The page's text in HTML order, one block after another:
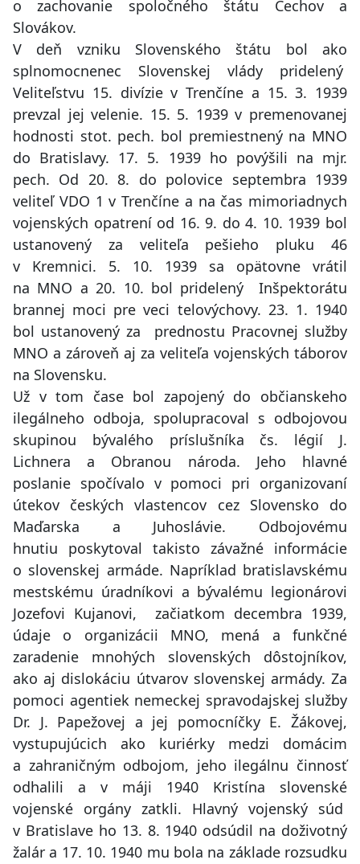
o zachovanie spoločného štátu Čechov a
Slovákov.
V deň vzniku Slovenského štátu bol ako
splnomocnenec Slovenskej vlády pridelený
Veliteľstvu 15. divízie v Trenčíne a 15. 3. 1939
prevzal jej velenie. 15. 5. 1939 v premenovanej
hodnosti stot. pech. bol premiestnený na MNO
do Bratislavy. 17. 5. 1939 ho povýšili na mjr.
pech. Od 20. 8. do polovice septembra 1939
veliteľ VDO 1 v Trenčíne a na čas mimoriadnych
vojenských opatrení od 16. 9. do 4. 10. 1939 bol
ustanovený za veliteľa pešieho pluku 46
v Kremnici. 5. 10. 1939 sa opätovne vrátil
na MNO a 20. 10. bol pridelený Inšpektorátu
brannej moci pre veci telovýchovy. 23. 1. 1940
bol ustanovený za prednostu Pracovnej služby
MNO a zároveň aj za veliteľa vojenských táborov
na Slovensku.
Už v tom čase bol zapojený do občianskeho
ilegálneho odboja, spolupracoval s odbojovou
skupinou bývalého príslušníka čs. légií J.
Lichnera a Obranou národa. Jeho hlavné
poslanie spočívalo v pomoci pri organizovaní
útekov českých vlastencov cez Slovensko do
Maďarska a Juhoslávie. Odbojovému
hnutiu poskytoval takisto závažné informácie
o slovenskej armáde. Napríklad bratislavskému
mestskému úradníkovi a bývalému legionárovi
Jozefovi Kujanovi, začiatkom decembra 1939,
údaje o organizácii MNO, mená a funkčné
zaradenie mnohých slovenských dôstojníkov,
ako aj dislokáciu útvarov slovenskej armády. Za
pomoci agentiek nemeckej spravodajskej služby
Dr. J. Papežovej a jej pomocníčky E. Žákovej,
vystupujúcich ako kuriérky medzi domácim
a zahraničným odbojom, jeho ilegálnu činnosť
odhalili a v máji 1940 Kristína slovenské
vojenské orgány zatkli. Hlavný vojenský súd
v Bratislave ho 13. 8. 1940 odsúdil na doživotný
žalár a 17. 10. 1940 mu bola na základe rozsudku